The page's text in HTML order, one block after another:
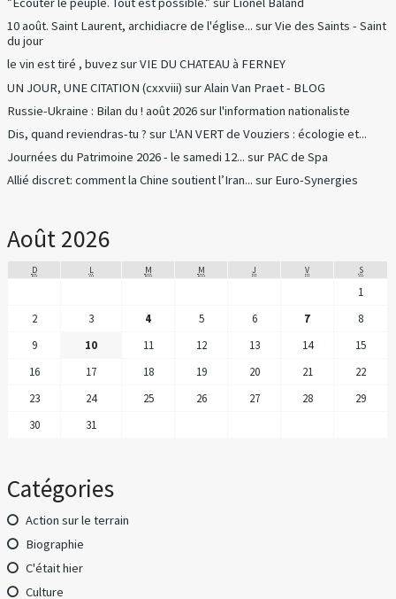
10 août. Saint Laurent, archidiacre de l'église... surVie des Saints - Saint
du jour
le vin est tiré , buvezsurVIE DU CHATEAU à FERNEY
UN JOUR, UNE CITATION (cxxviii) surAlain Van Praet - BLOG
Russie-Ukraine : Bilan du ! août 2026surl'information nationaliste
Dis, quand reviendras-tu ? sur L'AN VERT de Vouziers : écologie et...
Journées du Patrimoine 2026 - le samedi 12... sur PAC de Spa
Allié discret: comment la Chine soutient l’Iran... sur Euro-Synergies
Août 2026
D L M M J V S
1
2
3 4 5 6 7
8
9
10 11 12 13 14
15
16
17 18 19 20 21
22
23
24 25 26 27 28
29
30
31
Catégories
Action sur le terrain
Biographie
C'était hier
Culture